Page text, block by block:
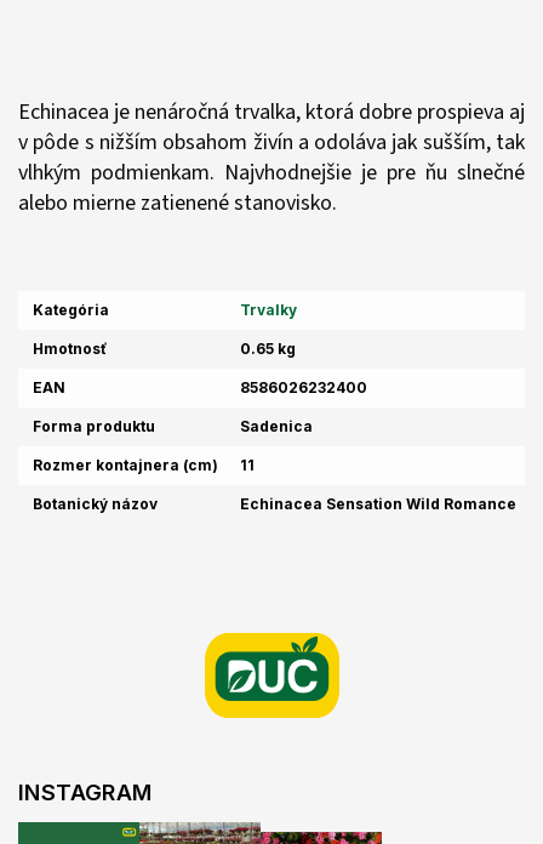
Echinacea je nenáročná trvalka, ktorá dobre prospieva aj
v pôde s nižším obsahom živín a odoláva jak sušším, tak
vlhkým podmienkam. Najvhodnejšie je pre ňu slnečné
alebo mierne zatienené stanovisko.
Kategória Trvalky
Hmotnosť 0.65 kg
EAN 8586026232400
Forma produktu Sadenica
Rozmer kontajnera (cm) 11
Botanický názov Echinacea Sensation Wild Romance
INSTAGRAM